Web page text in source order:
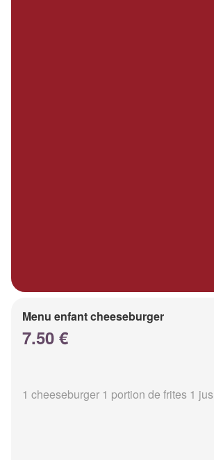
Menu enfant cheeseburger
7.50 €
1 cheeseburger 1 portion de frites 1 jus